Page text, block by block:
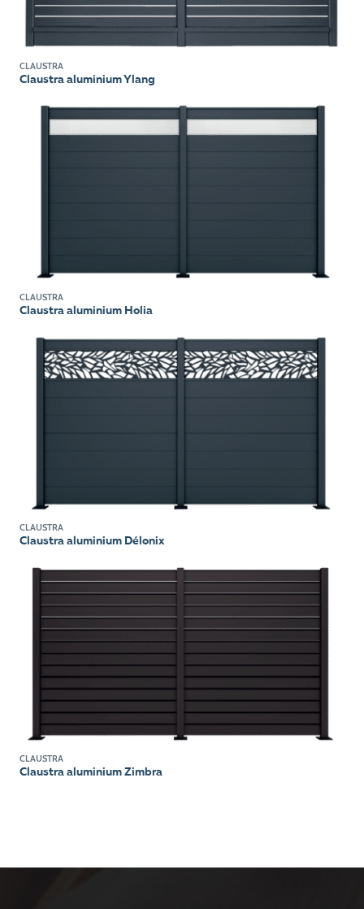
CLAUSTRA
Claustra aluminium Ylang
CLAUSTRA
Claustra aluminium Holia
CLAUSTRA
Claustra aluminium Délonix
CLAUSTRA
Claustra aluminium Zimbra